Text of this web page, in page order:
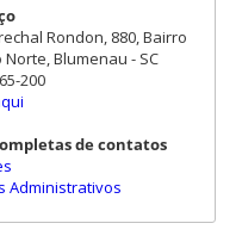
Rondon, 880, Bairro
Norte, Blumenau - SC
200
de contatos
Administrativos